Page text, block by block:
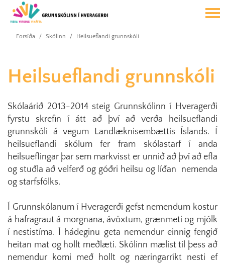
Forsíða / Skólinn / Heilsueflandi grunnskóli
Heilsueflandi grunnskóli
Skólaárið 2013-2014 steig Grunnskólinn í Hveragerði
fyrstu skrefin í átt að því að verða heilsueflandi
grunnskóli á vegum Landlæknisembættis Íslands. Í
heilsueflandi skólum fer fram skólastarf í anda
heilsueflingar þar sem markvisst er unnið að því að efla
og stuðla að velferð og góðri heilsu og líðan nemenda
og starfsfólks.
Í Grunnskólanum í Hveragerði gefst nemendum kostur
á hafragraut á morgnana, ávöxtum, grænmeti og mjólk
í nestistíma. Í hádeginu geta nemendur einnig fengið
heitan mat og hollt meðlæti. Skólinn mælist til þess að
nemendur komi með hollt og næringarríkt nesti ef